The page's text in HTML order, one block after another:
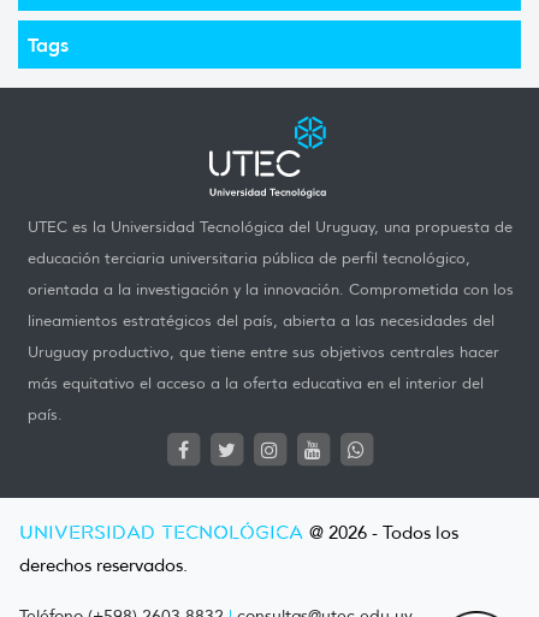
Tags
UTEC es la Universidad Tecnológica del Uruguay, una propuesta de
educación terciaria universitaria pública de perfil tecnológico,
orientada a la investigación y la innovación. Comprometida con los
lineamientos estratégicos del país, abierta a las necesidades del
Uruguay productivo, que tiene entre sus objetivos centrales hacer
más equitativo el acceso a la oferta educativa en el interior del
país.
UNIVERSIDAD TECNOLÓGICA @ 2026 - Todos los
derechos reservados.